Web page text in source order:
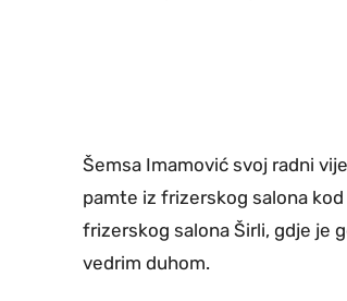
Šemsa Imamović svoj radni
pamte iz frizerskog salona
frizerskog salona Širli, gdje je
vedrim duhom.